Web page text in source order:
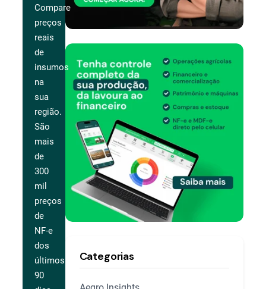
Compare
preços
reais
de
insumos
na
sua
região.
São
mais
de
300
mil
preços
de
NF-e
dos
últimos
90
Categorias